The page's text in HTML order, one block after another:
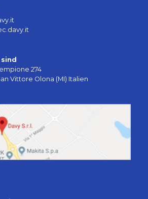
274
Vittore Olona (MI) Italien